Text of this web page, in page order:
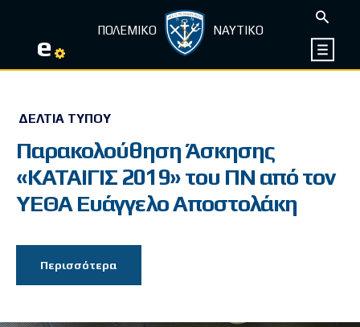
e ΠΟΛΕΜΙΚΟ ΝΑΥΤΙΚΟ
ΔΕΛΤΊΑ ΤΎΠΟΥ
Παρακολούθηση Άσκησης
«ΚΑΤΑΙΓΙΣ 2019» του ΠΝ από τον
ΥΕΘΑ Ευάγγελο Αποστολάκη
Περισσότερα